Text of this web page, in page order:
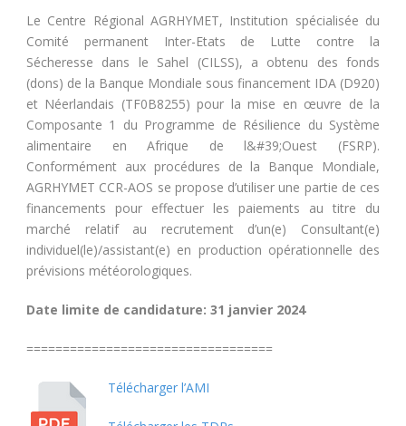
Le Centre Régional AGRHYMET, Institution spécialisée du
Comité permanent Inter-Etats de Lutte contre la
Sécheresse dans le Sahel (CILSS), a obtenu des fonds
(dons) de la Banque Mondiale sous financement IDA (D920)
et Néerlandais (TF0B8255) pour la mise en œuvre de la
Composante 1 du Programme de Résilience du Système
alimentaire en Afrique de l&#39;Ouest (FSRP).
Conformément aux procédures de la Banque Mondiale,
AGRHYMET CCR-AOS se propose d’utiliser une partie de ces
financements pour effectuer les paiements au titre du
marché relatif au recrutement d’un(e) Consultant(e)
individuel(le)/assistant(e) en production opérationnelle des
prévisions météorologiques.
Date limite de candidature: 31 janvier 2024
==================================
Télécharger l’AMI